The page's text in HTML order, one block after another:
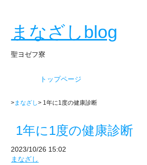
まなざしblog
聖ヨゼフ寮
トップページ
>まなざし> 1年に1度の健康診断
1年に1度の健康診断
2023/10/26 15:02
まなざし